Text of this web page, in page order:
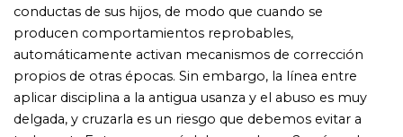
crianza es adoptar el enfoque más adecuado. Ser buenos
padres significa equilibrar el amor incondicional al niño